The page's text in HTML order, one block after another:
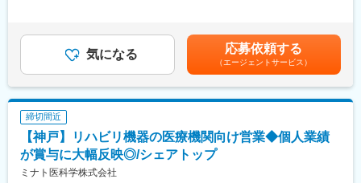
入社直後は製造スタッフとしての業務に従事していただきます
が、年齢や経験に応じて設備保全や製造部門でキャリアを積んで
いただきます。半年ごとの1on1面談を通じて、キャリアプランを
■当社について：
兵庫工場では原薬・中間体製造に必要な最新設備を備えており、
東和薬品の100％子会社として、高品質な原薬の研究・製造を通
じてジェネリック医薬品の安定供給に貢献しています。原薬の研
究ノウハウを活かした製造・品質管理を行うことで、品質の高い
・100～4000Lの反応釜を用いた有機合成反応及び精製操作
・ろ過機、乾燥機を使用して中間体、最終原薬のろ過および乾燥
・工程内の品質確認、製造結果の記録
■組織構成：
製造部：24名（20～30代のメンバー中心）
※年齢や性別を問わず働きやすい職場です。離職率が低く、フラッ
トな組織体制のため、自分の意見を言いやすい環境が整っていま
安の金額であり、選考を通じて上下する可能性があります。月給
(月額)は固定手当を含めた表記です。
気になる 応募依頼する
（エージェントサービス）
締切間近
【神戸】リハビリ機器の医療機関向け営業◆個人業績
が賞与に大幅反映◎/シェアトップ
ミナト医科学株式会社